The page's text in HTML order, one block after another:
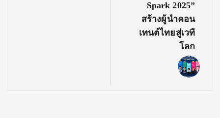
Spark 2025”
สร้างผู้นำคอน
เทนต์ไทยสู่เวที
โลก